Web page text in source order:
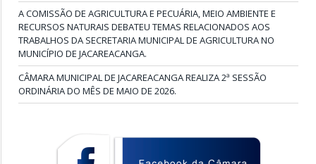
A COMISSÃO DE AGRICULTURA E PECUÁRIA, MEIO AMBIENTE E
RECURSOS NATURAIS DEBATEU TEMAS RELACIONADOS AOS
TRABALHOS DA SECRETARIA MUNICIPAL DE AGRICULTURA NO
MUNICÍPIO DE JACAREACANGA.
CÂMARA MUNICIPAL DE JACAREACANGA REALIZA 2ª SESSÃO
ORDINÁRIA DO MÊS DE MAIO DE 2026.